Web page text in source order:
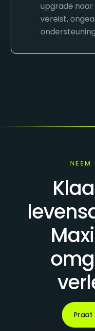
upgrade
vereist,
NEEM
Praat